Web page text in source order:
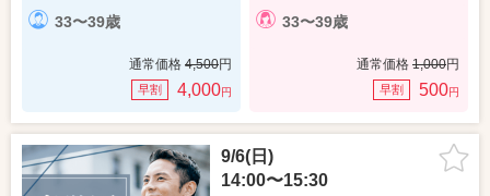
33〜39歳
通常価格 4,500円
早割 4,000円
33〜39歳
通常価格 1,000円
早割 500円
9/6(日)
14:00〜15:30